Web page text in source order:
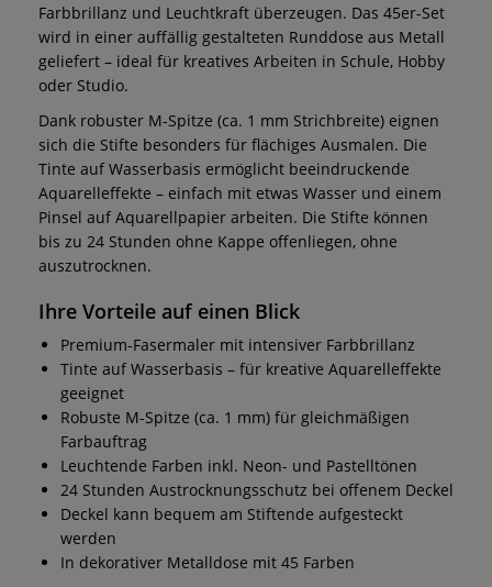
Farbbrillanz und Leuchtkraft überzeugen. Das 45er-Set
wird in einer auffällig gestalteten Runddose aus Metall
geliefert – ideal für kreatives Arbeiten in Schule, Hobby
oder Studio.
Dank robuster M-Spitze (ca. 1 mm Strichbreite) eignen
sich die Stifte besonders für flächiges Ausmalen. Die
Tinte auf Wasserbasis ermöglicht beeindruckende
Aquarelleffekte – einfach mit etwas Wasser und einem
Pinsel auf Aquarellpapier arbeiten. Die Stifte können
bis zu 24 Stunden ohne Kappe offenliegen, ohne
auszutrocknen.
Ihre Vorteile auf einen Blick
Premium-Fasermaler mit intensiver Farbbrillanz
Tinte auf Wasserbasis – für kreative Aquarelleffekte
geeignet
Robuste M-Spitze (ca. 1 mm) für gleichmäßigen
Farbauftrag
Leuchtende Farben inkl. Neon- und Pastelltönen
24 Stunden Austrocknungsschutz bei offenem Deckel
Deckel kann bequem am Stiftende aufgesteckt
werden
In dekorativer Metalldose mit 45 Farben